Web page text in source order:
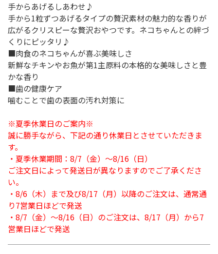
手からあげるしあわせ♪
手から1粒ずつあげるタイプの贅沢素材の魅力的な香りが
広がるクリスピーな贅沢おやつです。ネコちゃんとの絆づ
くりにピッタリ♪
■肉食のネコちゃんが喜ぶ美味しさ
新鮮なチキンやお魚が第1主原料の本格的な美味しさと豊
かな香り
■歯の健康ケア
噛むことで歯の表面の汚れ対策に
※夏季休業日のご案内※
誠に勝手ながら、下記の通り休業日とさせていただきま
す。
・夏季休業期間：8/7（金）～8/16（日）
ご注文日によって発送日が異なりますのでご了承くださ
い。
・8/6（木）まで及び8/17（月）以降のご注文は、通常通
り7営業日ほどで発送
・8/7（金）～8/16（日）のご注文は、8/17（月）から7
営業日ほどで発送